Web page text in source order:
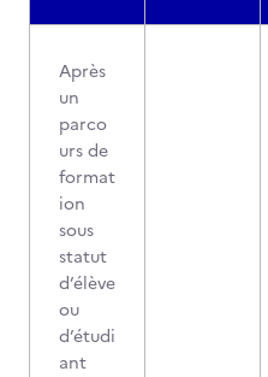
Après
un
parco
urs de
format
ion
sous
statut
d’élève
ou
d’étudi
ant